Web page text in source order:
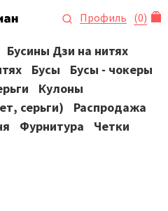
Профиль (0)
Бусины Дзи на нитях
Бусы
Бусы - чокеры
Кулоны
серьги)
Распродажа
Фурнитура Четки